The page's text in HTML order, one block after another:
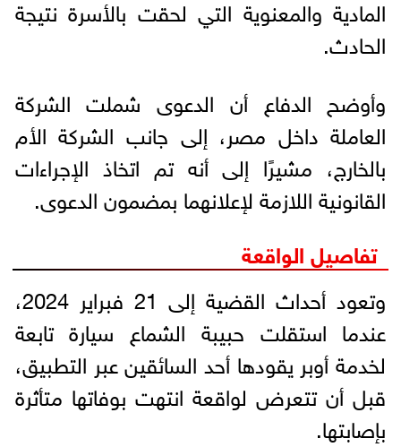
المادية والمعنوية التي لحقت بالأسرة نتيجة
الحادث.
وأوضح الدفاع أن الدعوى شملت الشركة
العاملة داخل مصر، إلى جانب الشركة الأم
بالخارج، مشيرًا إلى أنه تم اتخاذ الإجراءات
القانونية اللازمة لإعلانهما بمضمون الدعوى.
تفاصيل الواقعة
وتعود أحداث القضية إلى 21 فبراير 2024،
عندما استقلت حبيبة الشماع سيارة تابعة
لخدمة أوبر يقودها أحد السائقين عبر التطبيق،
قبل أن تتعرض لواقعة انتهت بوفاتها متأثرة
بإصابتها.